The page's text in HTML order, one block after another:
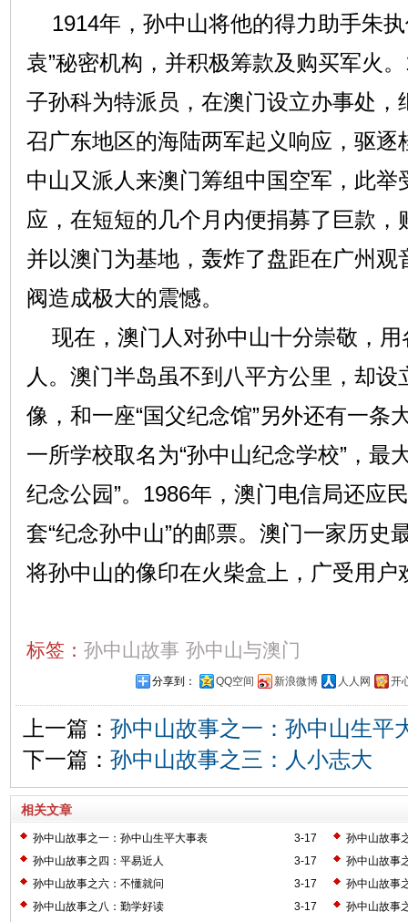
1914年，孙中山将他的得力助手朱执
袁”秘密机构，并积极筹款及购买军火
子孙科为特派员，在澳门设立办事处，
召广东地区的海陆两军起义响应，驱逐
中山又派人来澳门筹组中国空军，此举
应，在短短的几个月内便捐募了巨款，
并以澳门为基地，轰炸了盘距在广州观
阀造成极大的震憾。
现在，澳门人对孙中山十分崇敬，用
人。澳门半岛虽不到八平方公里，却
像，和一座“国父纪念馆”另外还有一条
一所学校取名为“孙中山纪念学校”，最
纪念公园”。1986年，澳门电信局还应
套“纪念孙中山”的邮票。澳门一家历史
将孙中山的像印在火柴盒上，广受用户
标签： 孙中山故事 孙中山与澳门
分享到： QQ空间 新浪微博 人人网 开
上一篇： 孙中山故事之一：孙中山生平
下一篇： 孙中山故事之三：人小志大
相关文章
3-17
孙中山故事之一：孙中山生平大事表
孙中山故事
3-17
孙中山故事之四：平易近人
孙中山故事
3-17
孙中山故事之六：不懂就问
孙中山故事
3-17
孙中山故事之八：勤学好读
孙中山故事